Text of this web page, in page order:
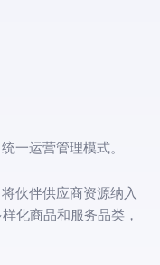
一运营管理模式。
伙伴供应商资源纳入
化商品和服务品类，